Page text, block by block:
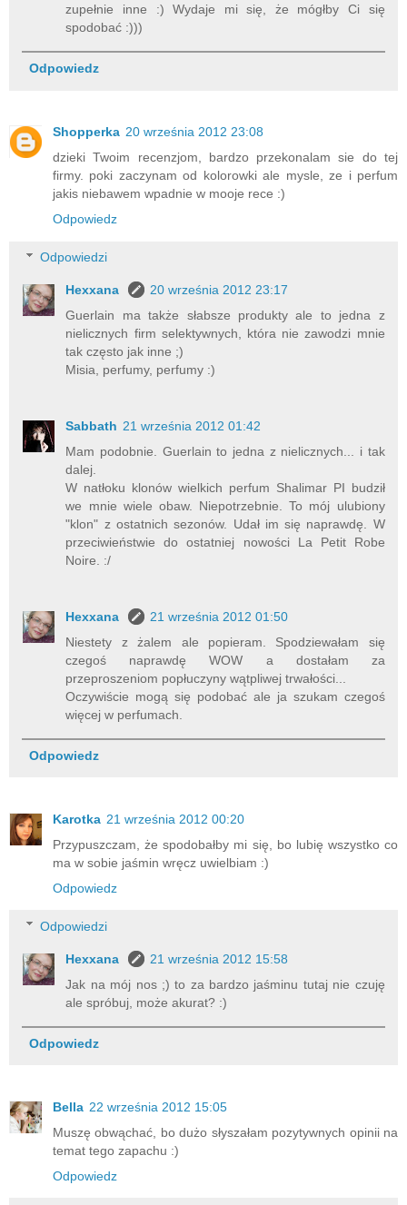
zupełnie inne :) Wydaje mi się, że mógłby Ci się
spodobać :)))
Odpowiedz
Shopperka 20 września 2012 23:08
dzieki Twoim recenzjom, bardzo przekonalam sie do tej
firmy. poki zaczynam od kolorowki ale mysle, ze i perfum
jakis niebawem wpadnie w mooje rece :)
Odpowiedz
Odpowiedzi
Hexxana
20 września 2012 23:17
Guerlain ma także słabsze produkty ale to jedna z
nielicznych firm selektywnych, która nie zawodzi mnie
tak często jak inne ;)
Misia, perfumy, perfumy :)
Sabbath 21 września 2012 01:42
Mam podobnie. Guerlain to jedna z nielicznych... i tak
dalej.
W natłoku klonów wielkich perfum Shalimar PI budził
we mnie wiele obaw. Niepotrzebnie. To mój ulubiony
"klon" z ostatnich sezonów. Udał im się naprawdę. W
przeciwieństwie do ostatniej nowości La Petit Robe
Noire. :/
Hexxana
21 września 2012 01:50
Niestety z żalem ale popieram. Spodziewałam się
czegoś naprawdę WOW a dostałam za
przeproszeniom popłuczyny wątpliwej trwałości...
Oczywiście mogą się podobać ale ja szukam czegoś
więcej w perfumach.
Odpowiedz
Karotka 21 września 2012 00:20
Przypuszczam, że spodobałby mi się, bo lubię wszystko co
ma w sobie jaśmin wręcz uwielbiam :)
Odpowiedz
Odpowiedzi
Hexxana
21 września 2012 15:58
Jak na mój nos ;) to za bardzo jaśminu tutaj nie czuję
ale spróbuj, może akurat? :)
Odpowiedz
Bella 22 września 2012 15:05
Muszę obwąchać, bo dużo słyszałam pozytywnych opinii na
temat tego zapachu :)
Odpowiedz